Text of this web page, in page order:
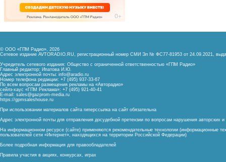
© ООО «ГПМ Радио», 2026
Сетевое издание AVTORADIO.RU, регистрационный номер СМИ Эл № ФС77-81953 от 24.09.2021,
Учредитель сетевого издания: Общество с ограниченной ответственностью «ГПМ Радио»
Главный редактор: Ипатова И.Ю.
Адрес электронной почты: info@aradio.ru
Номер телефона редакции: +7 (495) 937-33-67
По всем вопросам размещения рекламы на «Авторадио»
сейлз-хаус «ГПМ Реклама»: +7 (495) 921-40-41
E-mail: sales@gazprom-media.ru
https://gpmsaleshouse.ru
При использовании материалов сайта гиперссылка на сайт обязательна
Адрес электронной почты для отправления досудебной претензии по вопросам нарушения авторских
На информационном ресурсе (сайте) применяются рекомендательные технологии (информационные
пользователей сети «Интернет», находящихся на территории Российской Федерации)
Более подробная информация для правообладателей
Правила участия в акциях, конкурсах, играх